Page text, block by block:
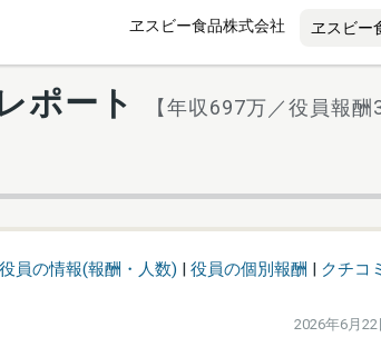
ヱスビー食品株式会社
ポート 【年収697万／役員報
役員の情報(報酬・人数) | 役員の個別報酬 | クチコ
2026年6月